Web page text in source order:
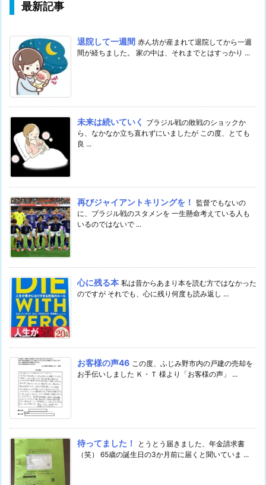
最新記事
退院して一週間 赤ん坊が産まれて退院してから一週
間が経ちました。 家の中は、それまでとはすっかり ...
未来は続いていく ブラジル戦の敗戦のショックか
ら、なかなか立ち直れずにいましたが この度、とても
良 ...
再びジャイアントキリングを！
監督でもないの
に、ブラジル戦のスタメンを 一生懸命考えている人も
いるのではないで ...
心に残る本 私は昔からあまり本を読む方ではなかった
のですが それでも、心に残り何度も読み返し ...
お客様の声46 この度、ふじみ野市内の戸建の売却を
お手伝いしました Ｋ・Ｔ 様より「お客様の声」 ...
待ってました！
とうとう届きました、年金請求書
（笑） 65歳の誕生日の3か月前に届くと聞いていま ...